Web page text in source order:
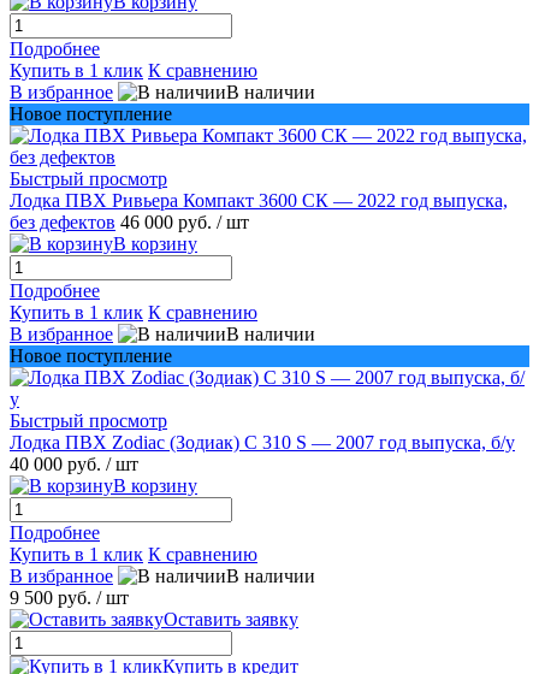
Подробнее
Купить в 1 клик К сравнению
В избранное
В наличии
Новое поступление
Быстрый просмотр
Лодка ПВХ Ривьера Компакт 3600 СК — 2022 год выпуска,
без дефектов 46 000 руб. / шт
В корзину
Подробнее
Купить в 1 клик К сравнению
В избранное
В наличии
Новое поступление
Быстрый просмотр
Лодка ПВХ Zodiac (Зодиак) C 310 S — 2007 год выпуска, б/у
40 000 руб. / шт
В корзину
Подробнее
Купить в 1 клик К сравнению
В избранное
В наличии
9 500 руб. / шт
Оставить заявку
Купить в кредит